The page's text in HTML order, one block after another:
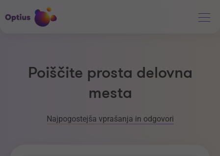
Poiščite prosta delovna
mesta
Najpogostejša vprašanja in odgovori